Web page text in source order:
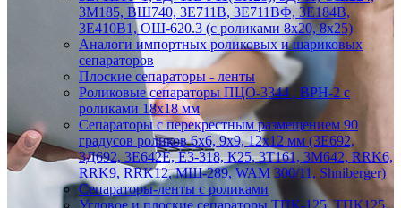
3М185, ВШ740, 3Е711В, 3Е711ВФ, 3Е184В,
3Е410В1, ОШ-620.3 (с роликами 8х20, 8х25)
Аналоги импортных роликовых и шариковых
сепараторов
Плоские сепараторы - ленты
Роликовые сепараторы ПЦО-3344 , ВРН-2 с
роликами 18х18 мм
Сепараторы с перекрестным размещением 90
градусов роликов 6х6, 9х9, 12х12 мм (3Е692,
3Д692, 3Е642Е, Е3-318, К25, 3Т161, 3М642, RRK6,
RRK9, RRK12, МШ-289, WAM 300/11, Shniberger)
Сепараторы-ленты с роликами
Угловое и плоские сепараторы ТПК-125, ТПК125,